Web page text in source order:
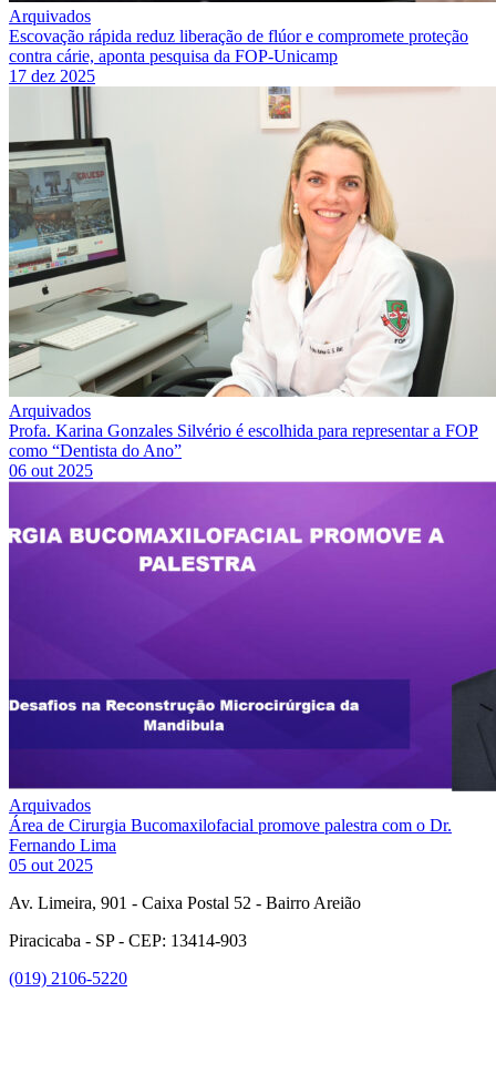
Arquivados
Escovação rápida reduz liberação de flúor e compromete proteção
contra cárie, aponta pesquisa da FOP-Unicamp
17 dez 2025
Arquivados
Profa. Karina Gonzales Silvério é escolhida para representar a FOP
como “Dentista do Ano”
06 out 2025
Arquivados
Área de Cirurgia Bucomaxilofacial promove palestra com o Dr.
Fernando Lima
05 out 2025
Av. Limeira, 901 - Caixa Postal 52 - Bairro Areião
Piracicaba - SP - CEP: 13414-903
(019) 2106-5220